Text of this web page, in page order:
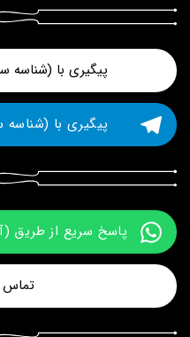
پیگیری با (شناسه
پیگیری با (شناسه
پاسخ سریع از طریق
تماس